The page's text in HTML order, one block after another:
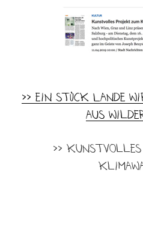
>> Ein Stück Lande
aus
>>